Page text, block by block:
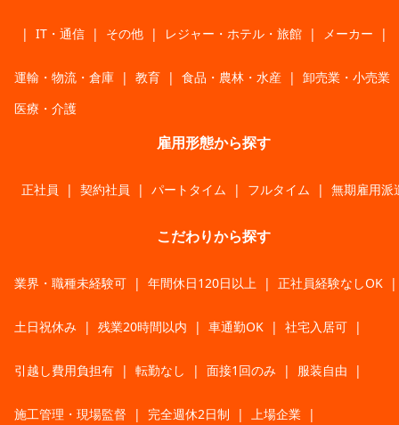
| IT・通信 | その他 | レジャー・ホテル・旅館 | メーカー |
運輸・物流・倉庫 | 教育 | 食品・農林・水産 | 卸売業・小売業
医療・介護
雇用形態から探す
正社員 | 契約社員 | パートタイム | フルタイム | 無期雇用派
こだわりから探す
業界・職種未経験可 | 年間休日120日以上 | 正社員経験なしOK |
土日祝休み | 残業20時間以内 | 車通勤OK | 社宅入居可 |
引越し費用負担有 | 転勤なし | 面接1回のみ | 服装自由 |
施工管理・現場監督 | 完全週休2日制 | 上場企業 |